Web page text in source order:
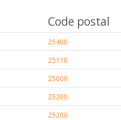
Code postal
25400
25110
25000
25200
25200